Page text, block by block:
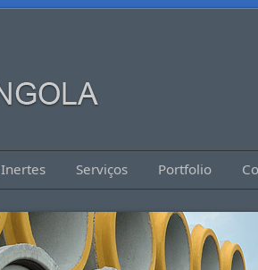
Inertes Serviços Portfolio